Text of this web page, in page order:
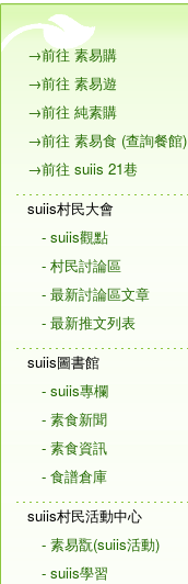
→前往 素易購
→前往 素易遊
→前往 純素購
→前往 素易食 (查詢餐館)
→前往 suiis 21巷
suiis村民大會
- suiis觀點
- 村民討論區
- 最新討論區文章
- 最新推文列表
suiis圖書館
- suiis專欄
- 素食新聞
- 素食資訊
- 食譜倉庫
suiis村民活動中心
- 素易翫(suiis活動)
- suiis學習